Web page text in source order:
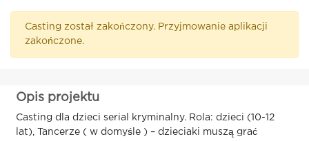
Casting został zakończony. Przyjmowanie aplikacji
zakończone.
Opis projektu
Casting dla dzieci serial kryminalny. Rola: dzieci (10-12
lat), Tancerze ( w domyśle ) – dzieciaki muszą grać